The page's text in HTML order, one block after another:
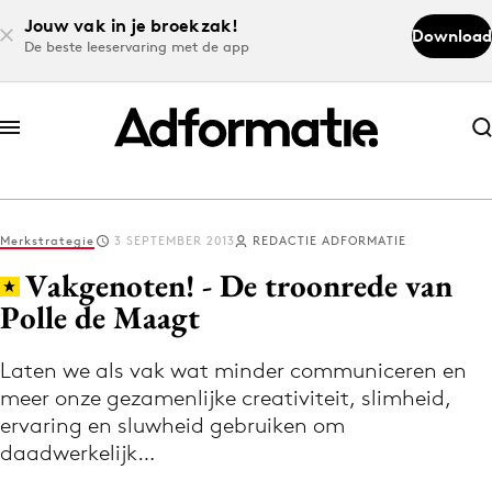
Jouw vak in je broekzak!
De beste leeservaring met de app
Download
Abonneer nu
Abonneer nu
Log in
Download de app
Volg het laatste nieuws via de Adformatie
Nieuws app
Merkstrategie 3 SEPTEMBER 2013 REDACTIE ADFORMATIE
Vakgenoten! - De troonrede van
Polle de Maagt
Laten we als vak wat minder communiceren en
meer onze gezamenlijke creativiteit, slimheid,
ervaring en sluwheid gebruiken om
daadwerkelijk…